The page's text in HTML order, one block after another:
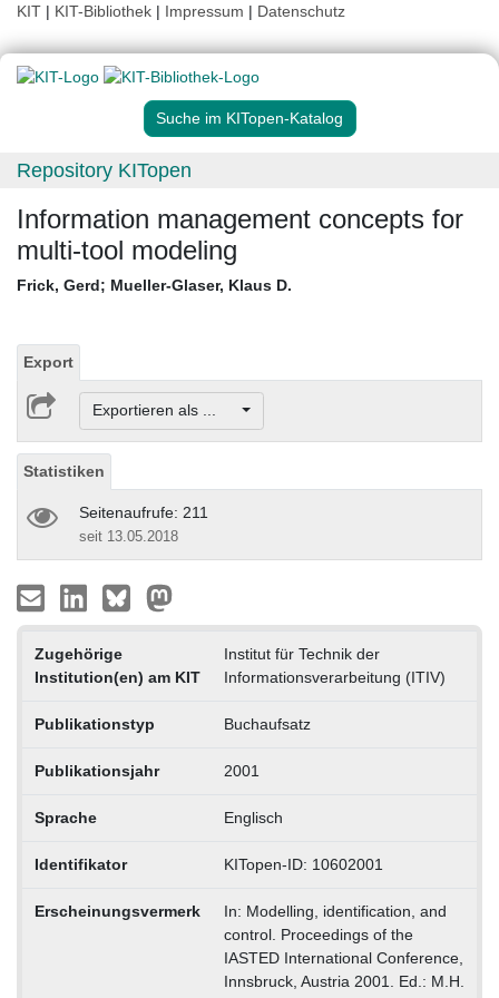
KIT | KIT-Bibliothek | Impressum | Datenschutz
Suche im KITopen-Katalog
Repository KITopen
Information management concepts for
multi-tool modeling
Frick, Gerd; Mueller-Glaser, Klaus D.
Export
Exportieren als ...
Statistiken
Seitenaufrufe: 211
seit 13.05.2018
Zugehörige
Institution(en) am KIT
Institut für Technik der
Informationsverarbeitung (ITIV)
Publikationstyp Buchaufsatz
Publikationsjahr 2001
Sprache Englisch
Identifikator KITopen-ID: 10602001
Erscheinungsvermerk
In: Modelling, identification, and
control. Proceedings of the
IASTED International Conference,
Innsbruck, Austria 2001. Ed.: M.H.